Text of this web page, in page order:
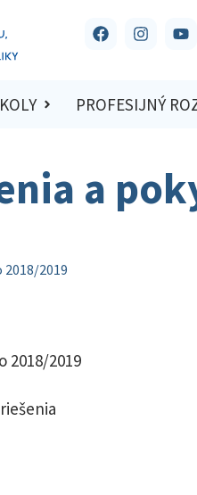
PROFESIJNÝ
a
2019
2018/2019